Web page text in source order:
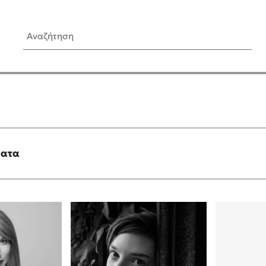
Αναζήτηση
είναι «το πρόβλημα»
αγνοείς
Τι είναι η
Δανάη Δεληγεώργη απαντά!
Συγχαρητήρια, Πέθανες!